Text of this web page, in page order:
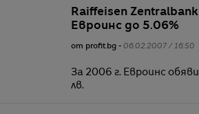
Raiffeisen
Евроинс до 5.06%
от profit.bg - 06.02.2007 / 16:50
За 2006 г. Евроинс
лв.